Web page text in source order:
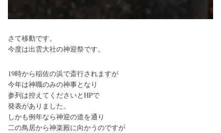
さて移動です。
今度は出雲大社の神迎祭です。
19時から稲佐の浜で斎行されますが
今年は神職のみの神事となり
参列は控えてくださいとHPで
発表がありました。
しかも例年なら神迎の道を通り
二の鳥居から神楽殿に向かうのですが